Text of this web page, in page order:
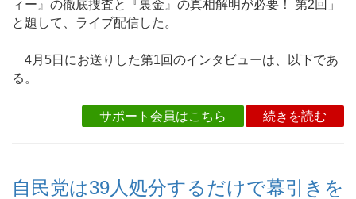
ィー』の徹底捜査と『裏金』の真相解明が必要！ 第2回」
と題して、ライブ配信した。
4月5日にお送りした第1回のインタビューは、以下であ
る。
サポート会員はこちら 続きを読む
自民党は39人処分するだけで幕引きを